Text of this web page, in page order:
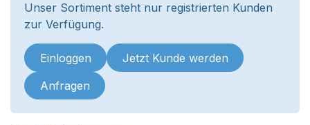
Unser Sortiment steht nur registrierten Kunden
zur Verfügung.
Einloggen Jetzt Kunde werden
Anfragen